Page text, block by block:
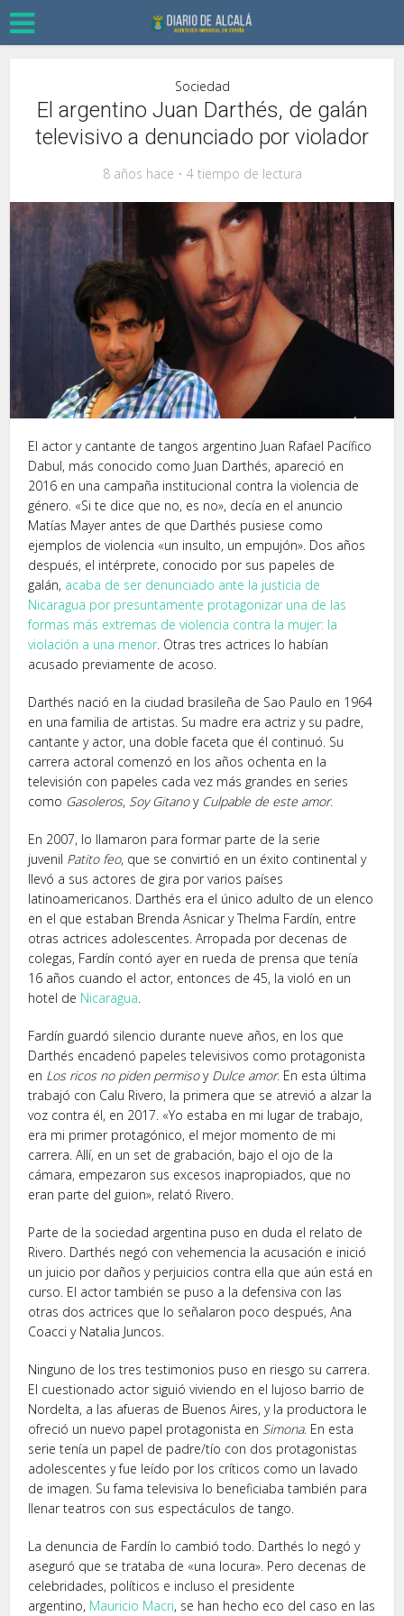
Sociedad
El argentino Juan Darthés, de galán
televisivo a denunciado por violador
8 años hace 4 tiempo de lectura
El actor y cantante de tangos argentino Juan Rafael Pacífico
Dabul, más conocido como Juan Darthés, apareció en
2016 en una campaña institucional contra la violencia de
género. «Si te dice que no, es no», decía en el anuncio
Matías Mayer antes de que Darthés pusiese como
ejemplos de violencia «un insulto, un empujón». Dos años
después, el intérprete, conocido por sus papeles de
galán, acaba de ser denunciado ante la justicia de
Nicaragua por presuntamente protagonizar una de las
formas más extremas de violencia contra la mujer: la
violación a una menor . Otras tres actrices lo habían
acusado previamente de acoso.
Darthés nació en la ciudad brasileña de Sao Paulo en 1964
en una familia de artistas. Su madre era actriz y su padre,
cantante y actor, una doble faceta que él continuó. Su
carrera actoral comenzó en los años ochenta en la
televisión con papeles cada vez más grandes en series
como Gasoleros, Soy Gitanoy Culpable de este amor.
En 2007, lo llamaron para formar parte de la serie
juvenil Patito feo, que se convirtió en un éxito continental y
llevó a sus actores de gira por varios países
latinoamericanos. Darthés era el único adulto de un elenco
en el que estaban Brenda Asnicar y Thelma Fardín, entre
otras actrices adolescentes. Arropada por decenas de
colegas, Fardín contó ayer en rueda de prensa que tenía
16 años cuando el actor, entonces de 45, la violó en un
hotel de Nicaragua
Fardín guardó silencio durante nueve años, en los que
Darthés encadenó papeles televisivos como protagonista
en Los ricos no piden permisoy Dulce amor. En esta última
trabajó con Calu Rivero, la primera que se atrevió a alzar la
voz contra él, en 2017. «Yo estaba en mi lugar de trabajo,
era mi primer protagónico, el mejor momento de mi
carrera. Allí, en un set de grabación, bajo el ojo de la
cámara, empezaron sus excesos inapropiados, que no
eran parte del guion», relató Rivero.
Parte de la sociedad argentina puso en duda el relato de
Rivero. Darthés negó con vehemencia la acusación e inició
un juicio por daños y perjuicios contra ella que aún está en
curso. El actor también se puso a la defensiva con las
otras dos actrices que lo señalaron poco después, Ana
Coacci y Natalia Juncos.
Ninguno de los tres testimonios puso en riesgo su carrera.
El cuestionado actor siguió viviendo en el lujoso barrio de
Nordelta, a las afueras de Buenos Aires, y la productora le
ofreció un nuevo papel protagonista en Simona. En esta
serie tenía un papel de padre/tío con dos protagonistas
adolescentes y fue leído por los críticos como un lavado
de imagen. Su fama televisiva lo beneficiaba también para
llenar teatros con sus espectáculos de tango.
La denuncia de Fardín lo cambió todo. Darthés lo negó y
aseguró que se trataba de «una locura». Pero decenas de
celebridades, políticos e incluso el presidente
argentino, Mauricio Macri, se han hecho eco del caso en las